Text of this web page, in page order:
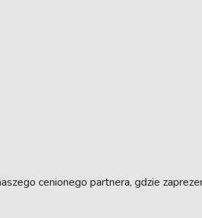
cenionego partnera, gdzie